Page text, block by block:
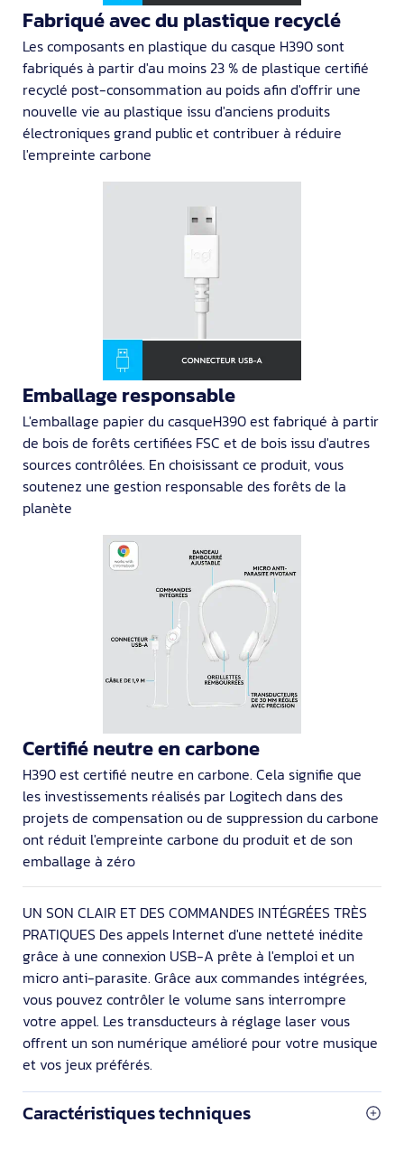
Fabriqué avec du plastique recyclé
Les composants en plastique du casque H390 sont
fabriqués à partir d'au moins 23 % de plastique certifié
recyclé post-consommation au poids afin d'offrir une
nouvelle vie au plastique issu d'anciens produits
électroniques grand public et contribuer à réduire
l'empreinte carbone
Emballage responsable
L'emballage papier du casqueH390 est fabriqué à partir
de bois de forêts certifiées FSC et de bois issu d'autres
sources contrôlées. En choisissant ce produit, vous
soutenez une gestion responsable des forêts de la
planète
Certifié neutre en carbone
H390 est certifié neutre en carbone. Cela signifie que
les investissements réalisés par Logitech dans des
projets de compensation ou de suppression du carbone
ont réduit l'empreinte carbone du produit et de son
emballage à zéro
UN SON CLAIR ET DES COMMANDES INTÉGRÉES TRÈS
PRATIQUES Des appels Internet d'une netteté inédite
grâce à une connexion USB-A prête à l'emploi et un
micro anti-parasite. Grâce aux commandes intégrées,
vous pouvez contrôler le volume sans interrompre
votre appel. Les transducteurs à réglage laser vous
offrent un son numérique amélioré pour votre musique
et vos jeux préférés.
Caractéristiques techniques